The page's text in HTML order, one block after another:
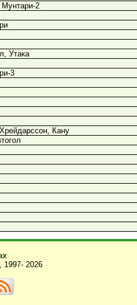
Мунтари-2
Утака
3
Кану
1997- 2026